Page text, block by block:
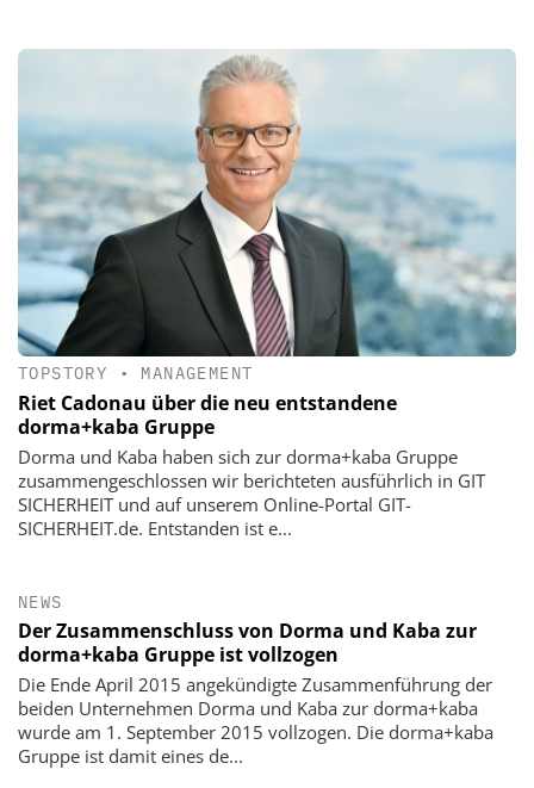
TOPSTORY • MANAGEMENT
Riet Cadonau über die neu entstandene
dorma+kaba Gruppe
Dorma und Kaba haben sich zur dorma+kaba Gruppe
zusammengeschlossen wir berichteten ausführlich in GIT
SICHERHEIT und auf unserem Online-Portal GIT-
SICHERHEIT.de. Entstanden ist e...
NEWS
Der Zusammenschluss von Dorma und Kaba zur
dorma+kaba Gruppe ist vollzogen
Die Ende April 2015 angekündigte Zusammenführung der
beiden Unternehmen Dorma und Kaba zur dorma+kaba
wurde am 1. September 2015 vollzogen. Die dorma+kaba
Gruppe ist damit eines de...